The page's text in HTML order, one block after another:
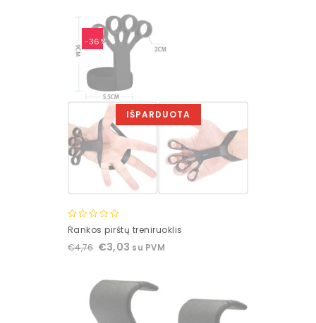
IŠPARDUOTA
-36%
0
of
Rankos pirštų treniruoklis
€4,76 €3,03 su PVM